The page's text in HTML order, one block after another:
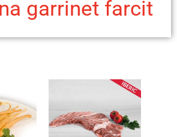
garrinet farcit